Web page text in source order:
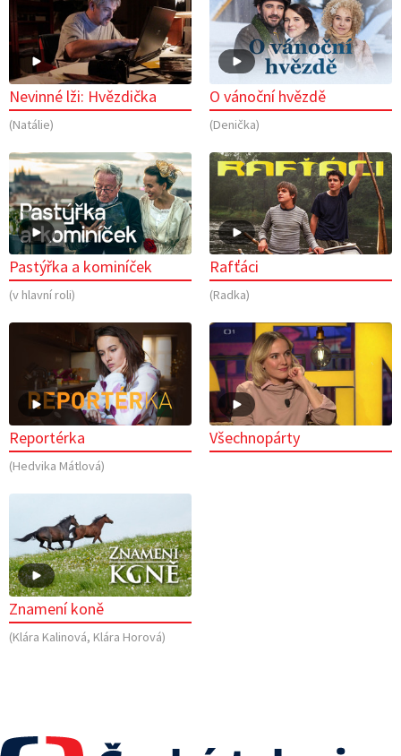
Nevinné lži: Hvězdička
(Natálie)
O vánoční hvězdě
(Denička)
Pastýřka a kominíček
(v hlavní roli)
Rafťáci
(Radka)
Reportérka
(Hedvika Mátlová)
Všechnopárty
Znamení koně
(Klára Kalinová, Klára Horová)